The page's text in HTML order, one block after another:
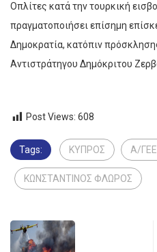
Οπλίτες κατά την τουρκική
πραγματοποιήσει επίσημη
Δημοκρατία, κατόπιν
Αντιστράτηγου Δημόκριτου
Post Views: 608
Tags: ΚΥΠΡΟΣ Α/
ΚΩΝΣΤΑΝΤΙΝΟΣ ΦΛΩΡΟΣ